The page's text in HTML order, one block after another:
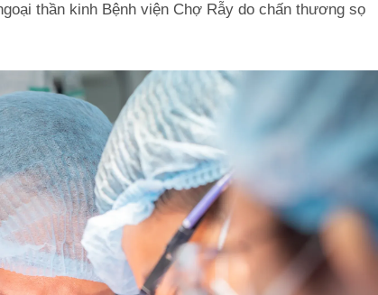
thần kinh Bệnh viện Chợ Rẫy do chấn thương sọ